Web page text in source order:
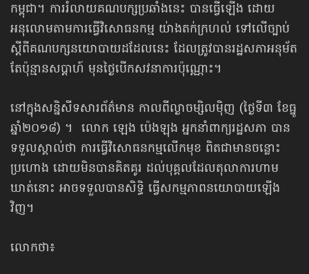
កម្ពុជា។ ការរំលាយគណបក្សប្រឆាំងនេះ បានធ្វើឡើង ដោយ
អនុលោមតាមការធ្វើវិសោធនកម្ម យ់ាងតក់ក្រហល់ ទៅលើច្បាប់
ស្ដីពីគណបក្សនយោបាយដដែលនេះ ដែលត្រូវបានរដ្ឋសភាអនុម័ត
តែប៉ុន្មានសប្ដាហ៍ មុនថ្ងៃបើកសវនាការប៉ុណ្ណោះ។
នៅក្នុងសន្និសីទសារព័ត៌មាន កាលពីល្ងាចម្សិលម៉ិញ (ថ្ងៃទី៣ ខែធ្នូ
ឆ្នាំ២០១៨) ។ លោក ឡេង ប៉េងឡុង អ្នកនាំពាក្យរដ្ឋសភា បាន
ទទួលស្គាល់ថា ការធ្វើវិសោធនកម្មលើកមុខ ពិតជាមានចន្លោះ
ប្រហោង ដោយមិនបានគិតគូរ ដល់បុគ្គលដែលតុលាការហាម
ឃាត់នោះ អាចទទួលបានសិទ្ធិ ធ្វើសកម្មភាពនយោបាយឡើង
វិញ។
លោកថា៖